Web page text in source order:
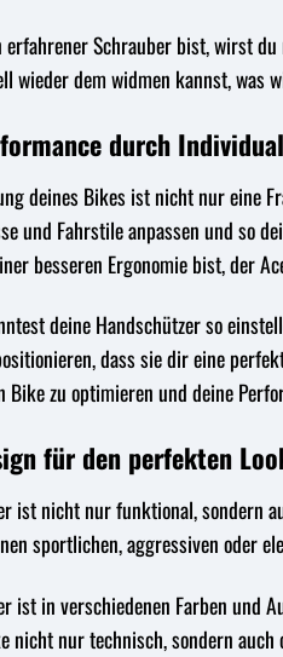
Schrauber bist, wirst
wieder dem widmen kannst, was
durch
deines Bikes ist nicht nur eine
und Fahrstile anpassen und so
besseren Ergonomie bist, der
deine Handschützer so
dass sie dir eine
Bike zu optimieren und deine
für den perfekten
ist nicht nur funktional, sondern
sportlichen, aggressiven oder
ist in verschiedenen Farben und
nicht nur technisch, sondern